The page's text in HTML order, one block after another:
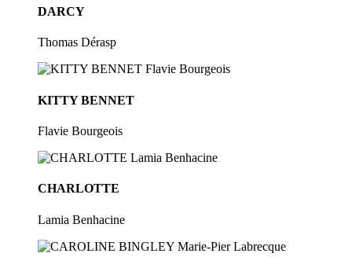
DARCY
Thomas Dérasp
KITTY BENNET
Flavie Bourgeois
CHARLOTTE
Lamia Benhacine